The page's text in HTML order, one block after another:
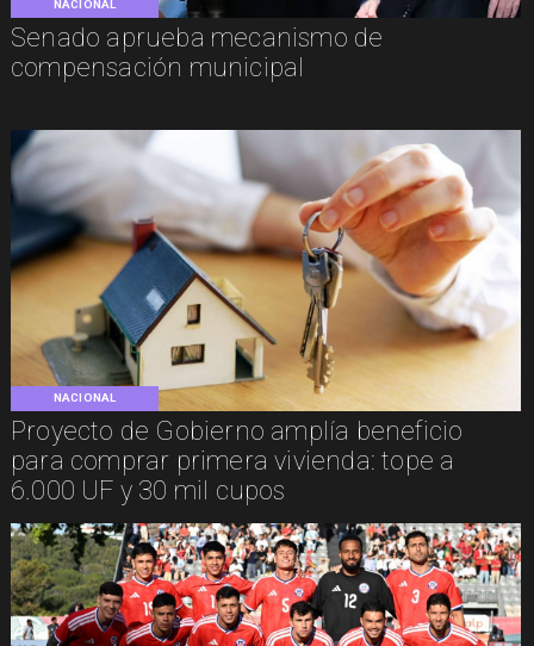
NACIONAL
Senado aprueba mecanismo de
compensación municipal
NACIONAL
Proyecto de Gobierno amplía beneficio
para comprar primera vivienda: tope a
6.000 UF y 30 mil cupos